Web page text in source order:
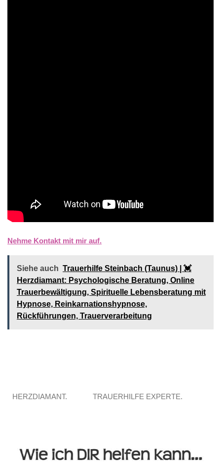
Nehme Kontakt mit mir auf.
Siehe auch Trauerhilfe Steinbach (Taunus) | 💓️️
Herzdiamant: Psychologische Beratung, Online
Trauerbewältigung, Spirituelle Lebensberatung mit
Hypnose, Reinkarnationshypnose,
Rückführungen, Trauerverarbeitung
HERZDIAMANT. TRAUERHILFE EXPERTE.